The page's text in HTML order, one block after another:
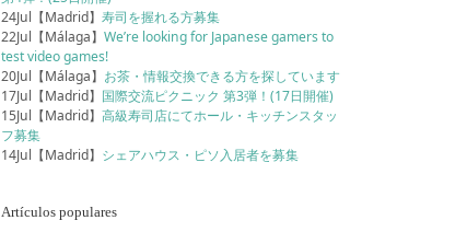
24Jul【Madrid】寿司を握れる方募集
22Jul【Málaga】We’re looking for Japanese gamers to
test video games!
20Jul【Málaga】 お茶・情報交換できる方を探しています
17Jul【Madrid】 国際交流ピクニック 第3弾！(17日開催)
15Jul【Madrid】高級寿司店にてホール・キッチンスタッ
フ募集
14Jul【Madrid】 シェアハウス・ピソ入居者を募集
Artículos populares